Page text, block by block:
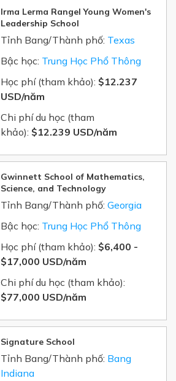
Irma Lerma Rangel Young Women's
Leadership School
Tỉnh Bang/Thành phố: Texas
Bậc học: Trung Học Phổ Thông
Học phí (tham khảo): $12.237
USD/năm
Chi phí du học (tham
khảo): $12.239 USD/năm
Gwinnett School of Mathematics,
Science, and Technology
Tỉnh Bang/Thành phố: Georgia
Bậc học: Trung Học Phổ Thông
Học phí (tham khảo): $6,400 -
$17,000 USD/năm
Chi phí du học (tham khảo):
$77,000 USD/năm
Signature School
Tỉnh Bang/Thành phố: Bang
Indiana